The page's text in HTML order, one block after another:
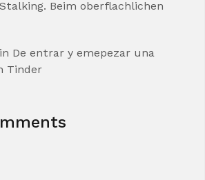
Beim oberflachlichen
De entrar y emepezar una
Tinder